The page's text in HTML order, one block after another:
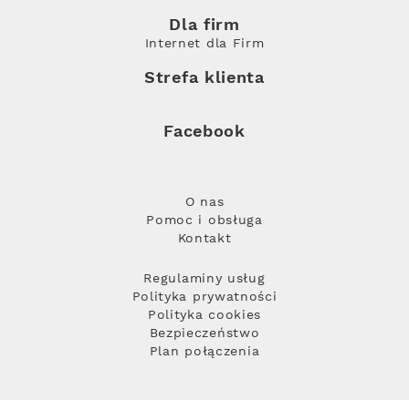
Dla firm
Internet dla Firm
Strefa klienta
Facebook
O nas
Pomoc i obsługa
Kontakt
Regulaminy usług
Polityka prywatności
Polityka cookies
Bezpieczeństwo
Plan połączenia